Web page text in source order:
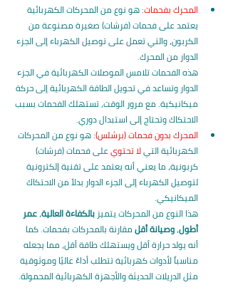
المحرك بفحمات: هو نوع من المحركات الكهربائية
يعتمد على فحمات (فرشات) صغيرة مصنوعة من
الكربون، والتي تعمل على توصيل الكهرباء إلى الجزء
الدوار من المحرك.
هذه الفحمات تلامس الموصلات الكهربائية في الجزء
الدوار وتساعد في تحويل الطاقة الكهربائية إلى حركة
ميكانيكية. مع مرور الوقت، تستهلك الفحمات بسبب
الاحتكاك وتحتاج إلى استبدال دوري.
المحرك بدون فحمات (برشلس): هو نوع من المحركات
الكهربائية التي لا تحتوي على فحمات (فرشات)
كربونية، ما يعني أنه يعتمد على تقنية إلكترونية
لتوصيل الكهرباء إلى الجزء الدوار بدلاً من الاحتكاك
الميكانيكي.
هذا النوع من المحركات يتميز بالكفاءة العالية، عمر
أطول، وصيانة أقل مقارنة بالمحركات بفحمات. كما
أنه يولد حرارة أقل ويستهلك طاقة أقل، مما يجعله
مناسباً لأدوات كهربائية تتطلب أداءً عاليًا وموثوقية
مثل الدريلات الحديثة والأجهزة الكهربائية المحمولة.